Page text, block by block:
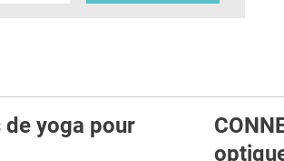
de yoga pour